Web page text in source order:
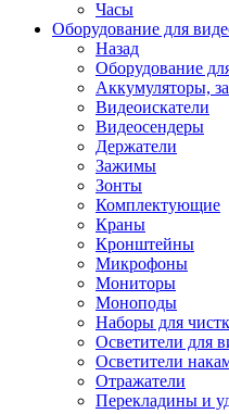
Часы
Оборудование для
Назад
Оборудование
Аккумуляторы,
Видеоискатели
Видеосендеры
Держатели
Зажимы
Зонты
Комплектующие
Краны
Кронштейны
Микрофоны
Мониторы
Моноподы
Наборы для
Осветители для
Осветители
Отражатели
Перекладины и